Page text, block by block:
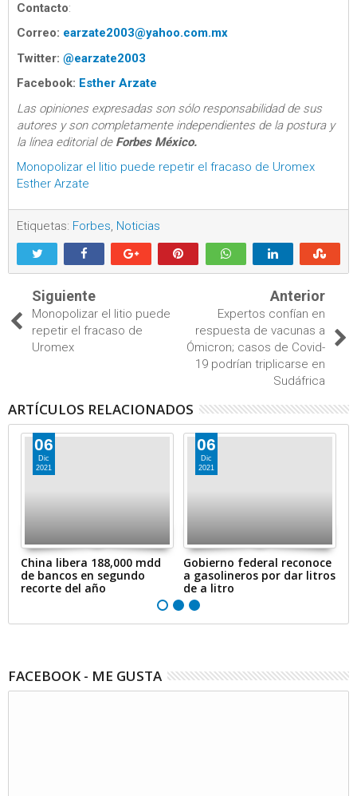
Contacto:
Correo: earzate2003@yahoo.com.mx
Twitter: @earzate2003
Facebook: Esther Arzate
Las opiniones expresadas son sólo responsabilidad de sus
autores y son completamente independientes de la postura y
la línea editorial de Forbes México.
Monopolizar el litio puede repetir el fracaso de Uromex
Esther Arzate
Etiquetas: Forbes Noticias
Siguiente
Monopolizar el litio puede
repetir el fracaso de
Uromex
Anterior
Expertos confían en
respuesta de vacunas a
Ómicron; casos de Covid-
19 podrían triplicarse en
Sudáfrica
ARTÍCULOS RELACIONADOS
06
Dic
2021
China libera 188,000 mdd
de bancos en segundo
recorte del año
06
Dic
2021
Gobierno federal reconoce
a gasolineros por dar litros
de a litro
FACEBOOK - ME GUSTA